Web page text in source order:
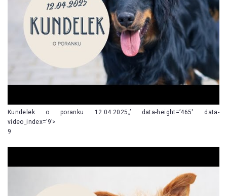
Kundelek o poranku 12.04.2025„’ data-height=’465′ data-
video_index=’9’>
9